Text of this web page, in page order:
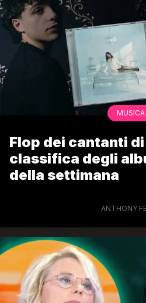
MUSICA
Flop dei cantanti
classifica degli
della settimana
ANTHONY